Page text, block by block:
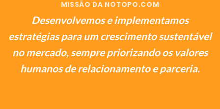
MISSÃO DA NOTOPO.COM
Desenvolvemos e implementamos
estratégias para um crescimento sustentável
no mercado, sempre priorizando os valores
humanos de relacionamento e parceria.